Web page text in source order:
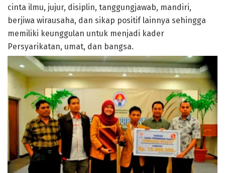
cinta ilmu, jujur, disiplin, tanggungjawab, mandiri,
berjiwa wirausaha, dan sikap positif lainnya sehingga
memiliki keunggulan untuk menjadi kader
Persyarikatan, umat, dan bangsa.